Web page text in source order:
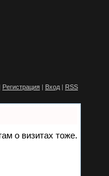
Регистрация | Вход | RSS
о визитах тоже.